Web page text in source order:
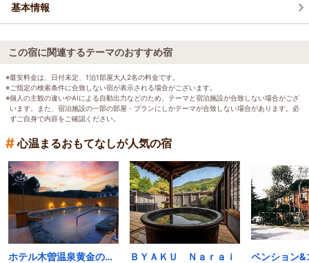
基本情報
この宿に関連するテーマのおすすめ宿
※最安料金は、日付未定、1泊1部屋大人2名の料金です。
※ご指定の検索条件に合致しない宿が表示される場合がございます。
※個人の主観の違いやAIによる自動出力などのため、テーマと宿泊施設が合致しない場合がござ
います。また、宿泊施設の一部の部屋・プランにしかテーマが合致しない場合があります。必
ずご自身で内容をご確認ください。
# 心温まるおもてなしが人気の宿
ホテル木曽温泉黄金の湯 グランピングＯＮＴＡＫＥ ＢＹＡＫＵ Ｎａｒａｉ